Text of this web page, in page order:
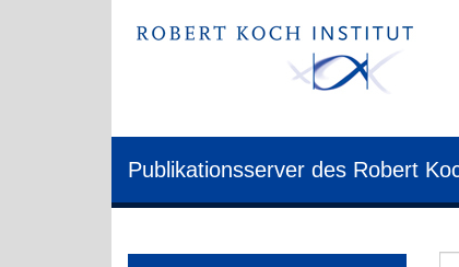
Publikationsserver des Robert